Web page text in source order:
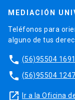
MEDIACIÓN
Teléfonos para
alguno de tus
phone (56)95504 1691
phone (56)95504 1247
launch Ir a la Oficina